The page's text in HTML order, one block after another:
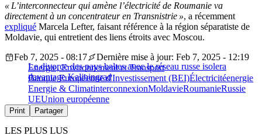
« L’interconnecteur qui amène l’électricité de Roumanie va
directement à un concentrateur en Transnistrie », a récemment
expliqué Marcela Lefter, faisant référence à la région séparatiste de
Moldavie, qui entretient des liens étroits avec Moscou.
Le divorce des pays baltes avec le réseau russe isolera
davantage Kaliningrad
Feb 7, 2025 - 08:17
Dernière mise à jour: Feb 7, 2025 - 12:19
Energie, Environnement et Transport
Banque Européenne d'Investissement (BEI)Électricitéenergie
Energie & ClimatinterconnexionMoldavieRoumanieRussie
UEUnion européenne
Print Partager
LES PLUS LUS